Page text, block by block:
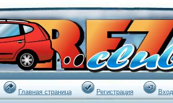
Главная страница Регистрация
Вход